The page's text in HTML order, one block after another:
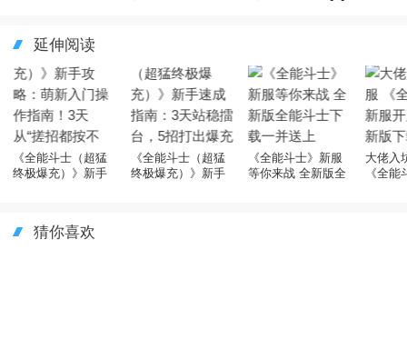
延伸阅读
《全能斗士（超猛
终极爆充）》新手
如呼吸”
《全能斗士（超猛
终极爆充）》新手
《全能斗士》新服
等你来战 全新版全
大佬入
《全
猜你喜欢